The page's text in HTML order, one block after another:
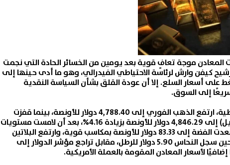
المعادنموجة تعافٍ قوية بعد يومين من الخسائر الحادة التي نجمت
كيفن وارش لرئاسة الاحتياطي الفيدرالي، وهو ما أدى حينها إلى
على أسعار السلع. إلا أن عودة القلق بشأنالسياسة النقدية
إلى السوق.
ارتفع الذهب الفوريإلى 4,788.40 دولار للأونصة، بينما قفزت
إلى 4,846.29 دولار للأونصة بزيادة 4.16%، بعد أن لامست مستويات
الفضةإلى 83.33 دولار للأونصة بمكاسب قوية، وارتفع البلاتين
مؤشر الدولارإلى